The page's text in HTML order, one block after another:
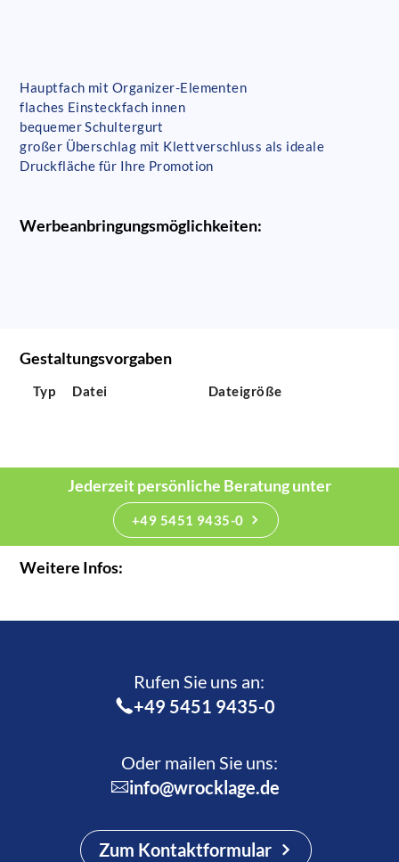
Hauptfach mit Organizer-Elementen
flaches Einsteckfach innen
bequemer Schultergurt
großer Überschlag mit Klettverschluss als ideale
Druckfläche für Ihre Promotion
Werbeanbringungsmöglichkeiten:
Gestaltungsvorgaben
Typ Datei Dateigröße
Jederzeit persönliche Beratung unter
+49 5451 9435-0
Weitere Infos:
Rufen Sie uns an:­
+49 5451 9435-0
Oder mailen Sie uns:
info@wrocklage.de
Zum Kontaktformular